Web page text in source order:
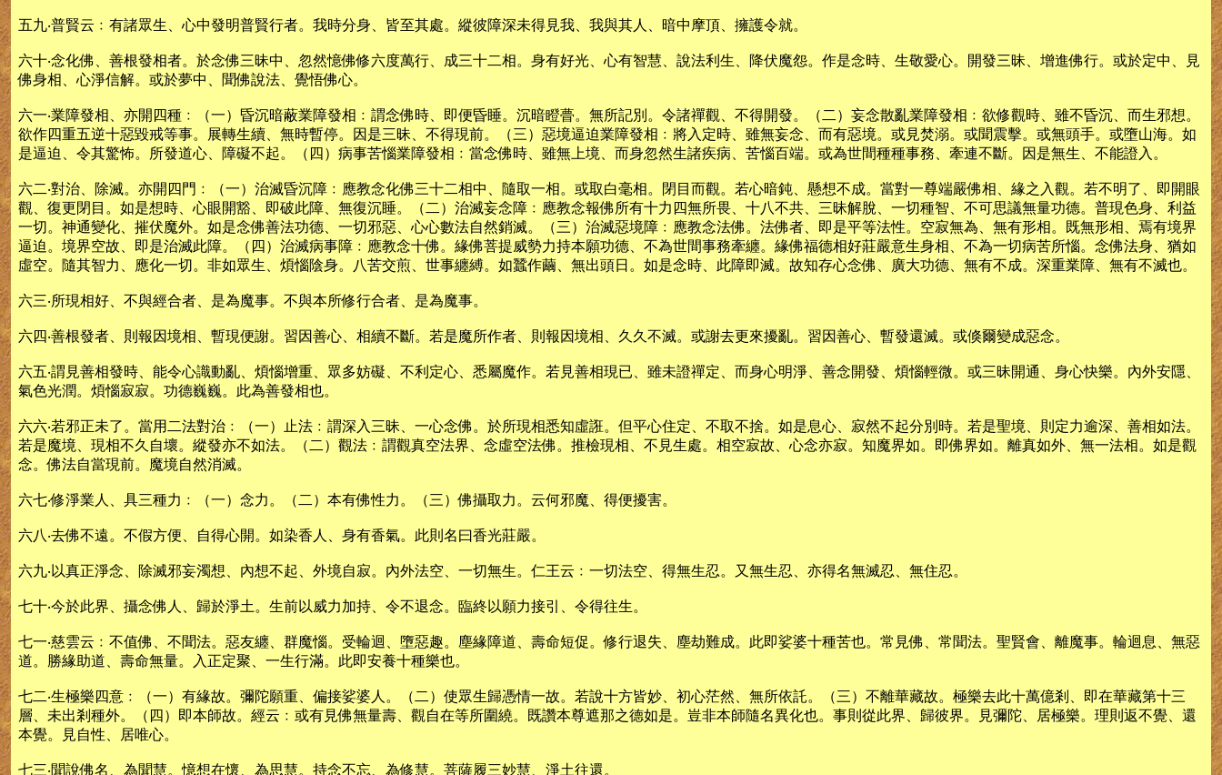
五九‧普賢云﹕有諸眾生、心中發明普賢行者。我時分身、皆至其處。縱彼障深未得見我、我與其人、暗中摩頂、擁護令就。
六十‧念化佛、善根發相者。於念佛三昧中、忽然憶佛修六度萬行、成三十二相。身有好光、心有智慧、說法利生、降伏魔怨。作是念時、生敬愛心。開發三昧、增進佛行。或於定中、見
佛身相、心淨信解。或於夢中、聞佛說法、覺悟佛心。
六一‧業障發相、亦開四種﹕（一）昏沉暗蔽業障發相﹕謂念佛時、即便昏睡。沉暗瞪瞢。無所記別。令諸禪觀、不得開發。（二）妄念散亂業障發相﹕欲修觀時、雖不昏沉、而生邪想。
欲作四重五逆十惡毀戒等事。展轉生續、無時暫停。因是三昧、不得現前。（三）惡境逼迫業障發相﹕將入定時、雖無妄念、而有惡境。或見焚溺。或聞震擊。或無頭手。或墮山海。如
是逼迫、令其驚怖。所發道心、障礙不起。（四）病事苦惱業障發相﹕當念佛時、雖無上境、而身忽然生諸疾病、苦惱百端。或為世間種種事務、牽連不斷。因是無生、不能證入。
六二‧對治、除滅。亦開四門﹕（一）治滅昏沉障﹕應教念化佛三十二相中、隨取一相。或取白毫相。閉目而觀。若心暗鈍、懸想不成。當對一尊端嚴佛相、緣之入觀。若不明了、即開眼
觀、復更閉目。如是想時、心眼開豁、即破此障、無復沉睡。（二）治滅妄念障﹕應教念報佛所有十力四無所畏、十八不共、三昧解脫、一切種智、不可思議無量功德。普現色身、利益
一切。神通變化、摧伏魔外。如是念佛善法功德、一切邪惡、心心數法自然銷滅。（三）治滅惡境障﹕應教念法佛。法佛者、即是平等法性。空寂無為、無有形相。既無形相、焉有境界
逼迫。境界空故、即是治滅此障。（四）治滅病事障﹕應教念十佛。緣佛菩提威勢力持本願功德、不為世間事務牽纏。緣佛福德相好莊嚴意生身相、不為一切病苦所惱。念佛法身、猶如
虛空。隨其智力、應化一切。非如眾生、煩惱陰身。八苦交煎、世事纏縛。如蠶作繭、無出頭日。如是念時、此障即滅。故知存心念佛、廣大功德、無有不成。深重業障、無有不滅也。
六三‧所現相好、不與經合者、是為魔事。不與本所修行合者、是為魔事。
六四‧善根發者、則報因境相、暫現便謝。習因善心、相續不斷。若是魔所作者、則報因境相、久久不滅。或謝去更來擾亂。習因善心、暫發還滅。或倏爾變成惡念。
六五‧謂見善相發時、能令心識動亂、煩惱增重、眾多妨礙、不利定心、悉屬魔作。若見善相現已、雖未證禪定、而身心明淨、善念開發、煩惱輕微。或三昧開通、身心快樂。內外安隱、
氣色光潤。煩惱寂寂。功德巍巍。此為善發相也。
六六‧若邪正未了。當用二法對治﹕（一）止法﹕謂深入三昧、一心念佛。於所現相悉知虛誑。但平心住定、不取不捨。如是息心、寂然不起分別時。若是聖境、則定力逾深、善相如法。
若是魔境、現相不久自壞。縱發亦不如法。（二）觀法﹕謂觀真空法界、念虛空法佛。推檢現相、不見生處。相空寂故、心念亦寂。知魔界如。即佛界如。離真如外、無一法相。如是觀
念。佛法自當現前。魔境自然消滅。
六七‧修淨業人、具三種力﹕（一）念力。（二）本有佛性力。（三）佛攝取力。云何邪魔、得便擾害。
六八‧去佛不遠。不假方便、自得心開。如染香人、身有香氣。此則名曰香光莊嚴。
六九‧以真正淨念、除滅邪妄濁想、內想不起、外境自寂。內外法空、一切無生。仁王云﹕一切法空、得無生忍。又無生忍、亦得名無滅忍、無住忍。
七十‧今於此界、攝念佛人、歸於淨土。生前以威力加持、令不退念。臨終以願力接引、令得往生。
七一‧慈雲云﹕不值佛、不聞法。惡友纏、群魔惱。受輪迴、墮惡趣。塵緣障道、壽命短促。修行退失、塵劫難成。此即娑婆十種苦也。常見佛、常聞法。聖賢會、離魔事。輪迴息、無惡
道。勝緣助道、壽命無量。入正定聚、一生行滿。此即安養十種樂也。
七二‧生極樂四意﹕（一）有緣故。彌陀願重、偏接娑婆人。（二）使眾生歸憑情一故。若說十方皆妙、初心茫然、無所依託。（三）不離華藏故。極樂去此十萬億剎、即在華藏第十三
層、未出剎種外。（四）即本師故。經云﹕或有見佛無量壽、觀自在等所圍繞。既讚本尊遮那之德如是。豈非本師隨名異化也。事則從此界、歸彼界。見彌陀、居極樂。理則返不覺、還
本覺。見自性、居唯心。
七三‧聞說佛名、為聞慧。憶想在懷、為思慧。持念不忘、為修慧。菩薩履三妙慧、淨土往還。